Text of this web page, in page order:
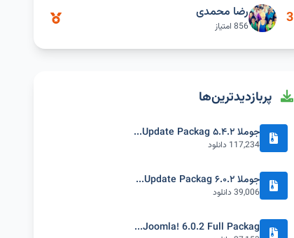
3 رضا محمدی
856 امتیاز
پربازدیدترین‌ها
جوملا ۵.۴.۲ Update Packag...
117,234 دانلود
جوملا ۶.۰.۲ Update Packag...
39,006 دانلود
Joomla! 6.0.2 Full Packag...